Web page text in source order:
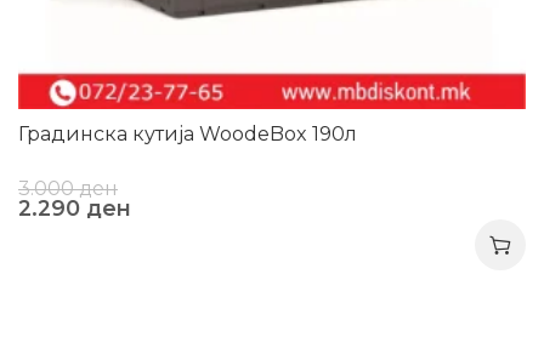
Градинска кутија WoodeBox 190л
3.000ден
2.290 ден